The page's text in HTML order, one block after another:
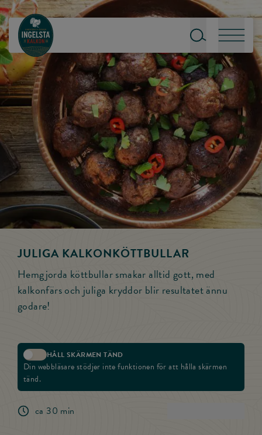
Till startsidan
Sök
Meny
JULIGA KALKONKÖTT­BULLAR
Hemgjorda köttbullar smakar alltid gott, med
kalkonfärs och juliga kryddor blir resultatet ännu
godare!
Aktivera skärmlås
HÅLL SKÄRMEN TÄND
Din webbläsare stödjer inte funktionen för att hålla skärmen
tänd.
ca 30 min